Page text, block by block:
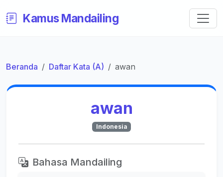
Kamus Mandailing
Beranda Daftar Kata (A) awan
awan
Indonesia
Bahasa Mandailing